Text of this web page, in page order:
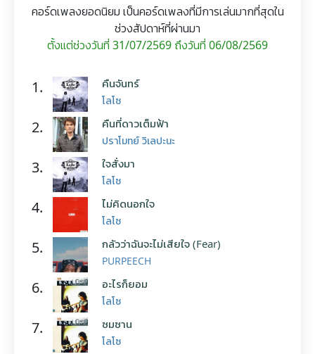
คอร์ดเพลงยอดนิยม เป็นคอร์ดเพลงที่มีการเล่นมากที่สุดใน
ช่วงสัปดาห์ที่ผ่านมา
ตั้งแต่ช่วงวันที่ 31/07/2569 ถึงวันที่ 06/08/2569
1. คืนจันทร์
โลโซ
2. คืนที่ดาวเต็มฟ้า
ปราโมทย์ วิเลปะนะ
3. ใจสั่งมา
โลโซ
4. ไม่คิดนอกใจ
โลโซ
5. กลัวว่าฉันจะไม่เสียใจ (Fear)
PURPEECH
6. อะไรก็ยอม
โลโซ
7. ซมซาน
โลโซ